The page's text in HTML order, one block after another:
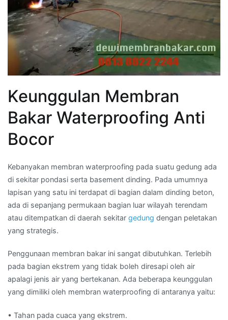
Keunggulan Membran
Bakar Waterproofing Anti
Bocor
Kebanyakan membran waterproofing pada suatu gedung ada
di sekitar pondasi serta basement dinding. Pada umumnya
lapisan yang satu ini terdapat di bagian dalam dinding beton,
ada di sepanjang permukaan bagian luar wilayah terendam
atau ditempatkan di daerah sekitar gedung dengan peletakan
yang strategis.
Penggunaan membran bakar ini sangat dibutuhkan. Terlebih
pada bagian ekstrem yang tidak boleh diresapi oleh air
apalagi jenis air yang bertekanan. Ada beberapa keunggulan
yang dimiliki oleh membran waterproofing di antaranya yaitu:
• Tahan pada cuaca yang ekstrem.